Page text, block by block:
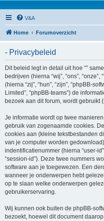
V&A
Home Forumoverzicht
- Privacybeleid
Dit beleid legt in detail uit hoe “”
bedrijven (hierna “wij”, “ons”,
(hierna “zij”, “hun”, “zijn”, “phpBB-
Limited”, “phpBB-teams”) de
bezoek aan dit forum, wordt gebruikt
Je informatie wordt op twee
gebruik van zogenaamde cookies.
cookies aan (kleine tekstbestanden
van je computer worden
indentificatienummer (hierna “user-
“session-id”). Deze twee nummers
software aan je toegewezen. Een
wanneer je onderwerpen hebt
op te slaan welke onderwerpen
gebruikerservaring.
Wij kunnen ook buiten de phpBB-
bezoekt, hoewel dit document